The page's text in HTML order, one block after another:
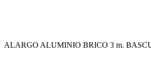
ALARGO ALUMINIO BRICO 3 m.